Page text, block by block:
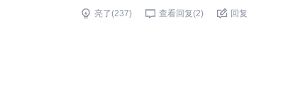
亮了(237) 查看回复(2) 回复